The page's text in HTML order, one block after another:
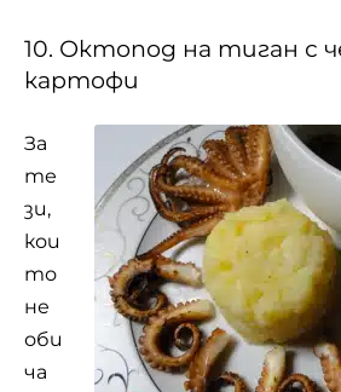
10. Октопод на тиган с
картофи
За
те
зи,
кои
то
не
оби
ча